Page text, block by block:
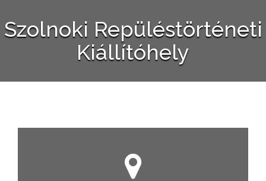
Szolnoki Repüléstörténeti
Kiállítóhely